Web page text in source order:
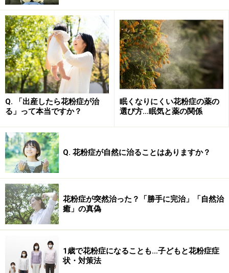
く、たまたま運よく、「花粉症の症状が出なかった年が
あっただけ」ということが多いのではないかと思いま
す。1～2年落ち着いていたとしても、その次の年に症状
が出たならば、花粉症が治ったと言えないわけです。ま
た、「治った」と確実に判断できる検査方法がなく、本
当に治った人が病院を受診することはないでしょうか
ら、実際に「治った割合」の調査がしにくいとも言われ
ています。
一方で、「花粉症が治った」という調査報告もありま
す。調査によって差がありますが、ある報告によると、
スギ花粉症の自然治癒率は「12.7％」とされています（※
福井大学病院の調査で、20代から40代の同一人物の変化
を10年間追跡したもの。『鼻アレルギー診療ガイドライ
ン2020』より）。「12.7％」という数値を高いと見るか
低いと見るかは難しいところですが、実際に花粉症が治
ったという人もいるのでしょう。また、高齢者の花粉症
の有病率が低いことからも、自然治癒する人が一定数い
る可能性も考えられます。
Q. 「出産したら花粉症が治
る」って本当ですか？
眠くなりにくい花粉症の薬の
選び方…眠気と薬の関係
Q. 花粉症が自然に治ることはありますか？
花粉症が突然治った？「勝手に完治」「自然治
癒」の真偽
1歳で花粉症になることも…子どもと花粉症症
状・対策法